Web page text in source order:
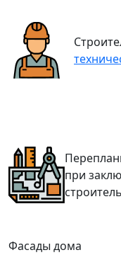
при
Фасады дома